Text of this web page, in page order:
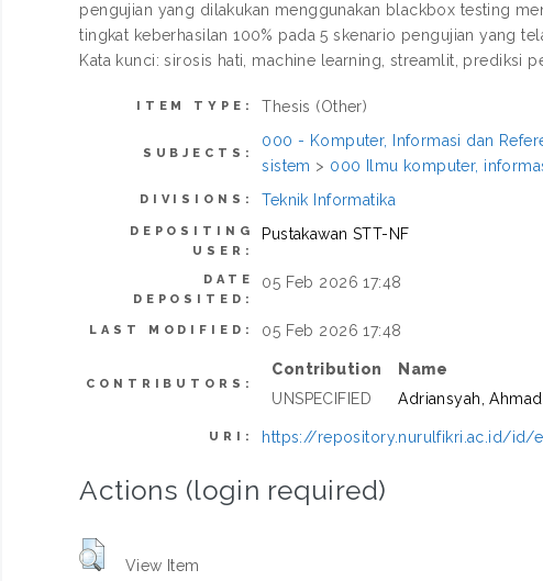
pengujian yang dilakukan menggunakan blackbox testing
tingkat keberhasilan 100% pada 5 skenario pengujian yang
Kata kunci: sirosis hati, machine learning, streamlit, prediksi
ITEM TYPE: Thesis (Other)
SUBJECTS:
000 - Komputer, Informasi dan
sistem > 000 Ilmu komputer,
DIVISIONS: Teknik Informatika
DEPOSITING
USER:
Pustakawan STT-NF
DATE
DEPOSITED:
05 Feb 2026 17:48
LAST MODIFIED: 05 Feb 2026 17:48
CONTRIBUTORS:
Contribution Name
UNSPECIFIED
Adriansyah,
URI: https://repository.nurulfikri.ac.id/id/
Actions (login required)
View Item